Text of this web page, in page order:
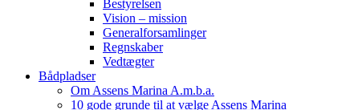
Bestyrelsen
Vision – mission
Generalforsamlinger
Regnskaber
Vedtægter
Bådpladser
Om Assens Marina A.m.b.a.
10 gode grunde til at vælge Assens Marina